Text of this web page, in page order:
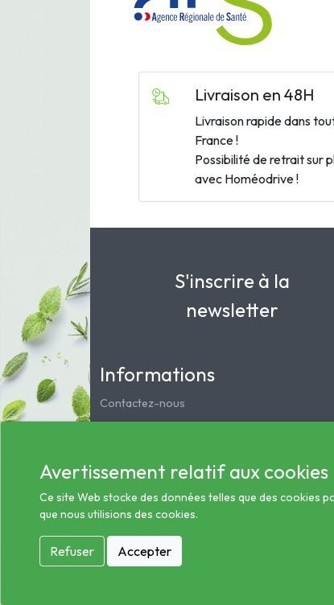
Livraison en 48H
Livraison rapide dans
France !
Possibilité de retrait sur
avec Homéodrive !
S'inscrire à la
newsletter
Informations
Contactez-nous
Mentions légales
Service clients
Les préparations magistrales et
Conditions générales des ventes
Informations sur le traitement des données
Avertissement relatif aux cookies
Ce site Web stocke des données telles que des cookies
que nous utilisions des cookies.
Refuser Accepter